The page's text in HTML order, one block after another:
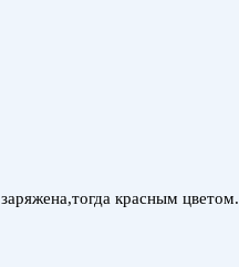
красным цветом.